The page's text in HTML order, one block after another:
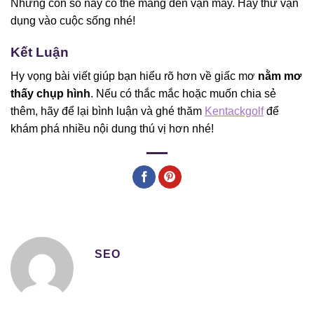
Những con số này có thể mang đến vận may. Hãy thử vận
dụng vào cuộc sống nhé!
Kết Luận
Hy vọng bài viết giúp bạn hiểu rõ hơn về giấc mơ nằm mơ
thấy chụp hình. Nếu có thắc mắc hoặc muốn chia sẻ
thêm, hãy để lại bình luận và ghé thăm Kentackgolfđể
khám phá nhiều nội dung thú vị hơn nhé!
SEO